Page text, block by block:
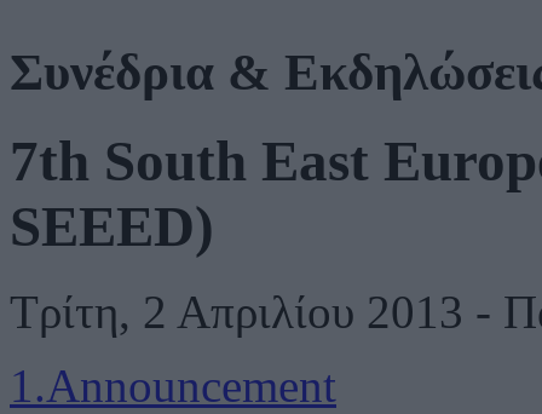
Συνέδρια &
7th South East
SEEED)
Τρίτη, 2 Απριλίου 2013 -
1.Announcement